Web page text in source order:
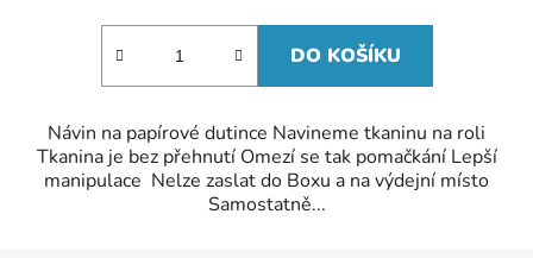
DO KOŠÍKU
Návin na papírové dutince Navineme tkaninu na roli
Tkanina je bez přehnutí Omezí se tak pomačkání Lepší
manipulace Nelze zaslat do Boxu a na výdejní místo
Samostatně...